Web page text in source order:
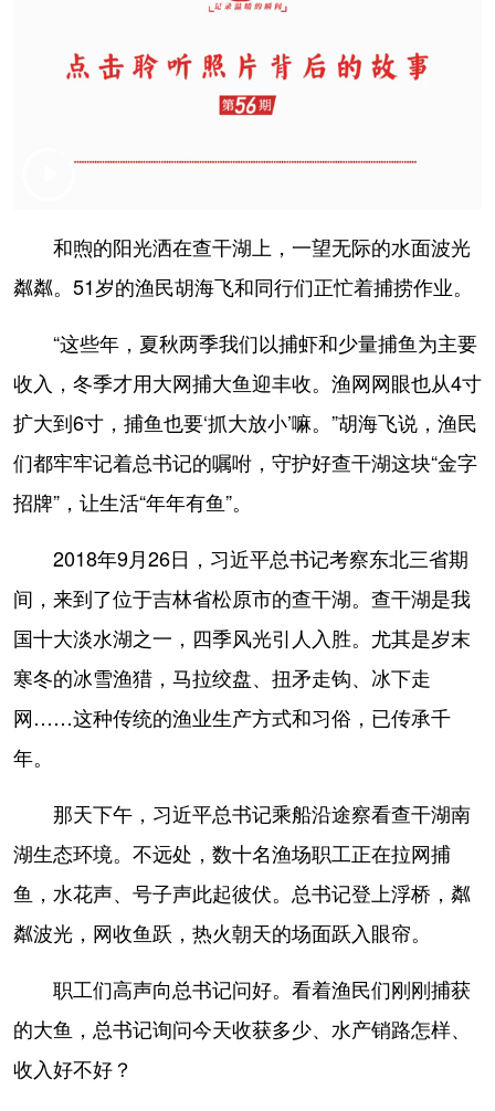
和煦的阳光洒在查干湖上，一望无际的水面波光
粼粼。51岁的渔民胡海飞和同行们正忙着捕捞作业。
“这些年，夏秋两季我们以捕虾和少量捕鱼为主要
收入，冬季才用大网捕大鱼迎丰收。渔网网眼也从4寸
扩大到6寸，捕鱼也要‘抓大放小’嘛。”胡海飞说，渔民
们都牢牢记着总书记的嘱咐，守护好查干湖这块“金字
招牌”，让生活“年年有鱼”。
2018年9月26日，习近平总书记考察东北三省期
间，来到了位于吉林省松原市的查干湖。查干湖是我
国十大淡水湖之一，四季风光引人入胜。尤其是岁末
寒冬的冰雪渔猎，马拉绞盘、扭矛走钩、冰下走
网……这种传统的渔业生产方式和习俗，已传承千
年。
那天下午，习近平总书记乘船沿途察看查干湖南
湖生态环境。不远处，数十名渔场职工正在拉网捕
鱼，水花声、号子声此起彼伏。总书记登上浮桥，粼
粼波光，网收鱼跃，热火朝天的场面跃入眼帘。
职工们高声向总书记问好。看着渔民们刚刚捕获
的大鱼，总书记询问今天收获多少、水产销路怎样、
收入好不好？